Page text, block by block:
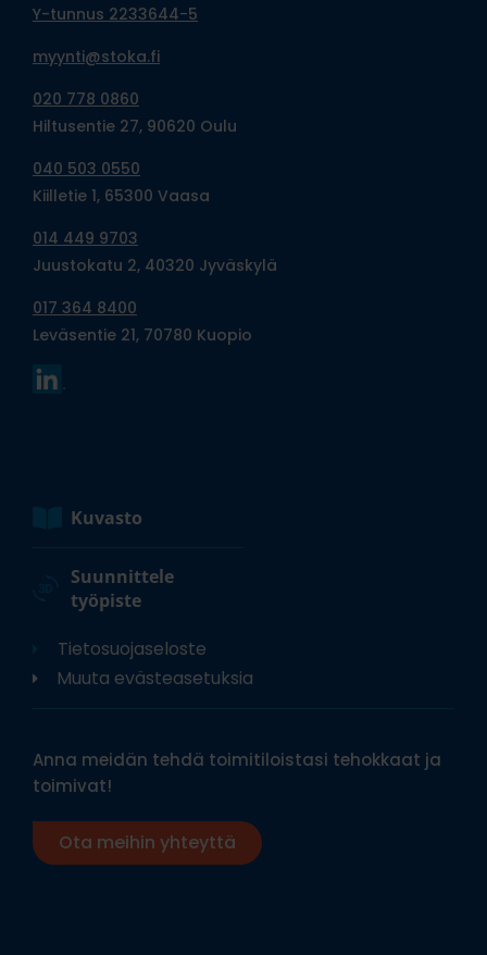
Y-tunnus 2233644-5
myynti@stoka.fi
020 778 0860
Hiltusentie 27, 90620 Oulu
040 503 0550
Kiilletie 1, 65300 Vaasa
014 449 9703
Juustokatu 2, 40320 Jyväskylä
017 364 8400
Leväsentie 21, 70780 Kuopio
Kuvasto
Suunnittele
työpiste
Tietosuojaseloste
Muuta evästeasetuksia
Anna meidän tehdä toimitiloistasi tehokkaat ja
toimivat!
Ota meihin yhteyttä